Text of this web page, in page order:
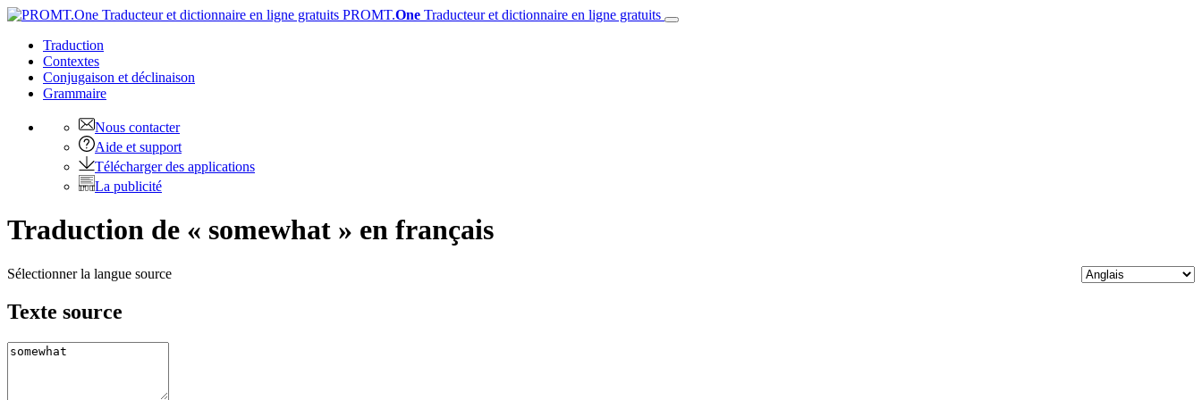
PROMT.One Traducteur et dictionnaire en ligne gratuits
Traduction
Contextes
Conjugaison et déclinaison
Grammaire
Nous contacter
Aide et support
Télécharger des applications
La publicité
Traduction de « somewhat » en français
Sélectionner la langue source
Texte source